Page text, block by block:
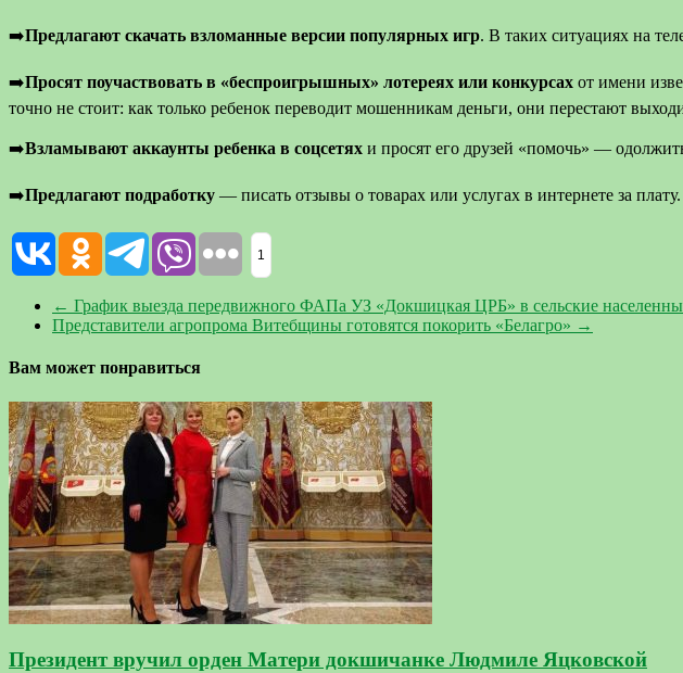
➡️Предлагают скачать взломанные версии популярных игр. В таких ситуациях на
➡️Просят поучаствовать в «беспроигрышных» лотереях или конкурсах от имени
точно не стоит: как только ребенок переводит мошенникам деньги, они перестают
➡️Взламывают аккаунты ребенка в соцсетях и просят его друзей «помочь» —
➡️Предлагают подработку — писать отзывы о товарах или услугах в интернете за
1
← График выезда передвижного ФАПа УЗ «Докшицкая ЦРБ» в сельские
Представители агропрома Витебщины готовятся покорить «Белагро» →
Вам может понравиться
Президент вручил орден Матери докшичанке Людмиле Яцковской